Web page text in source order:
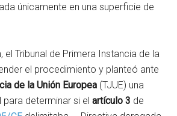
únicamente en una superficie de
el Tribunal de Primera Instancia de la
el procedimiento y planteó ante
de la Unión Europea (TJUE) una
para determinar si elartículo 3 de